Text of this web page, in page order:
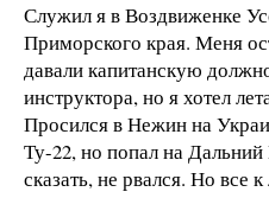
Служил я в Воздвиженке
Приморского края. Меня
давали капитанскую
инструктора, но я хотел
Просился в Нежин на
Ту-22, но попал на Дальний
сказать, не рвался. Но все